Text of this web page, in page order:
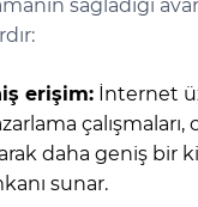
sağladığı
erişim: İnternet
çalışmaları,
daha geniş bir
sunar.